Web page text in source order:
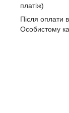
платіж)
Після оплати
Особистому